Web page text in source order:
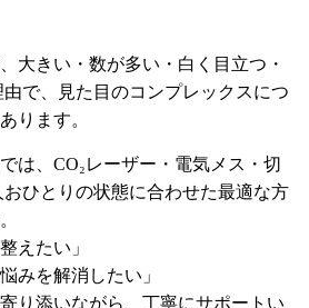
大きい・数が多い・白く目立つ・
で、見た目のコンプレックスにつ
ります。
は、CO₂レーザー・電気メス・切
ひとりの状態に合わせた最適な方
えたい」
みを解消したい」
り添いながら、丁寧にサポートい